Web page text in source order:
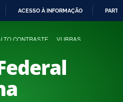
ACESSO À INFORMAÇÃO
CONTRASTE VLIBRAS